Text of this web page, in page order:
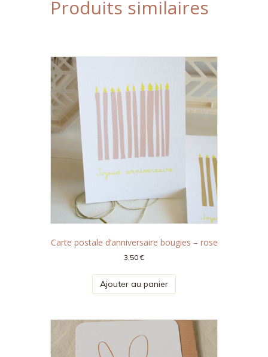
Produits similaires
Carte postale d’anniversaire bougies – rose
3,50€
Ajouter au panier